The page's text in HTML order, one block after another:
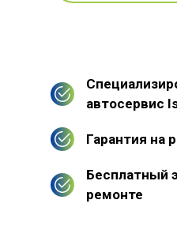
автосервис
Гарантия на
Бесплатный
ремонте